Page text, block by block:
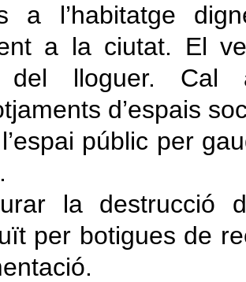
a l’habitatge
a la ciutat. El
del lloguer. Cal
d’espais
públic per
la destrucció
per botigues de